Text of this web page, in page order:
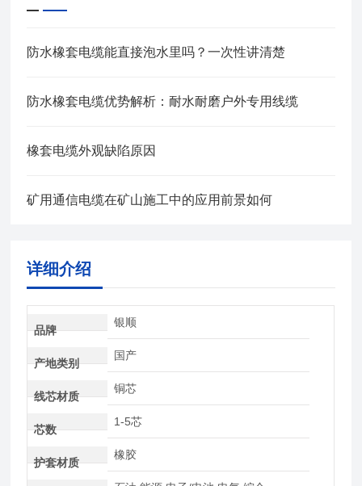
防水橡套电缆能直接泡水里吗？一次性讲清楚
防水橡套电缆优势解析：耐水耐磨户外专用线缆
橡套电缆外观缺陷原因
矿用通信电缆在矿山施工中的应用前景如何
详细介绍
品牌
银顺
产地类别
国产
线芯材质
铜芯
芯数
1-5芯
护套材质
橡胶